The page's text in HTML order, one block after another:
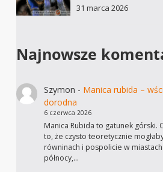
31 marca 2026
Najnowsze
Szymon - Manica rubida –
dorodna
6 czerwca 2026
Manica Rubida to gatunek górski.
to, że czysto teoretycznie
równinach i pospolicie w miastach
północy,…